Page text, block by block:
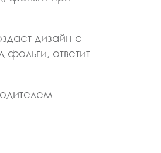
дизайн с
ответит